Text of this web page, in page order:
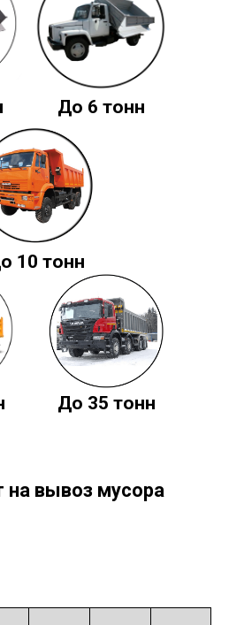
10 тонн
До 35 тонн
До 6 тонн
на вывоз мусора